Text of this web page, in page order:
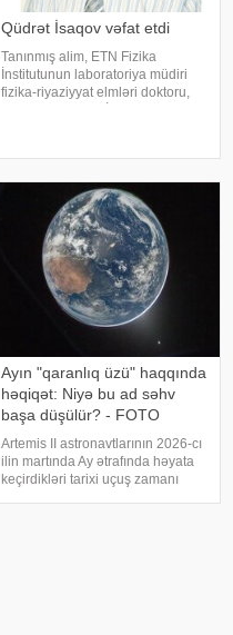
Qüdrət İsaqov vəfat etdi
Tanınmış alim, ETN Fizika
İnstitutunun laboratoriya müdiri
fizika-riyaziyyat elmləri doktoru,
Ayın "qaranlıq üzü" haqqında
həqiqət: Niyə bu ad səhv
başa düşülür? - FOTO
Artemis II astronavtlarının 2026-cı
ilin martında Ay ətrafında həyata
keçirdikləri tarixi uçuş zamanı